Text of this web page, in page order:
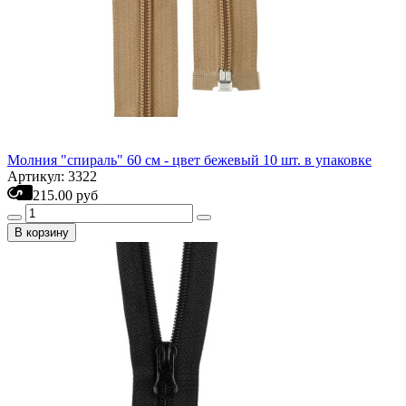
Молния "спираль" 60 см - цвет бежевый 10 шт. в упаковке
Артикул: 3322
215.00 руб
В корзину